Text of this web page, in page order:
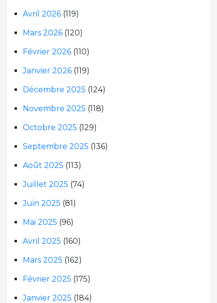
Avril 2026 (119)
Mars 2026 (120)
Février 2026 (110)
Janvier 2026 (119)
Décembre 2025 (124)
Novembre 2025 (118)
Octobre 2025 (129)
Septembre 2025 (136)
Août 2025 (113)
Juillet 2025 (74)
Juin 2025 (81)
Mai 2025 (96)
Avril 2025 (160)
Mars 2025 (162)
Février 2025 (175)
Janvier 2025 (184)